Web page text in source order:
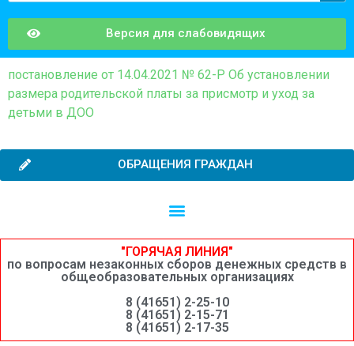
Версия для слабовидящих
постановление от 14.04.2021 № 62-Р Об установлении
размера родительской платы за присмотр и уход за
детьми в ДОО
ОБРАЩЕНИЯ ГРАЖДАН
"ГОРЯЧАЯ ЛИНИЯ"
по вопросам незаконных сборов денежных средств в
общеобразовательных организациях
8 (41651) 2-25-10
8 (41651) 2-15-71
8 (41651) 2-17-35